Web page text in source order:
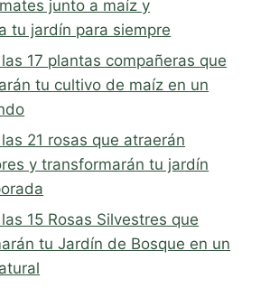
junto a maíz y
tu jardín para siempre
17 plantas compañeras que
tu cultivo de maíz en un
21 rosas que atraerán
y transformarán tu jardín
15 Rosas Silvestres que
tu Jardín de Bosque en un